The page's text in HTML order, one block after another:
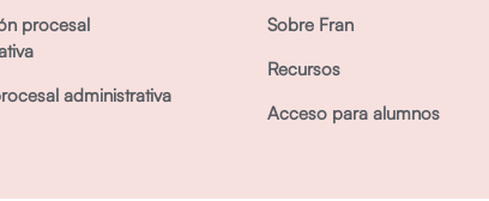
procesal
administrativa
Sobre Fran
Recursos
Acceso para alumnos